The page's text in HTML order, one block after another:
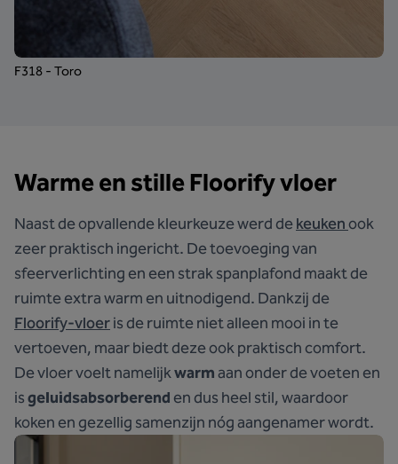
F318 - Toro
Warme en stille Floorify vloer
Naast de opvallende kleurkeuze werd dekeukenook
zeer praktisch ingericht. De toevoeging van
sfeerverlichting en een strak spanplafond maakt de
ruimte extra warm en uitnodigend. Dankzij de
Floorify-vloeris de ruimte niet alleen mooi in te
vertoeven, maar biedt deze ook praktisch comfort.
De vloer voelt namelijkwarmaan onder de voeten en
isgeluidsabsorberend en dus heel stil, waardoor
koken en gezellig samenzijn nóg aangenamer wordt.